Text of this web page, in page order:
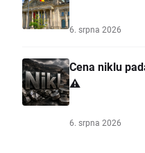
6. srpna 2026
Cena niklu
⚠️
6. srpna 2026